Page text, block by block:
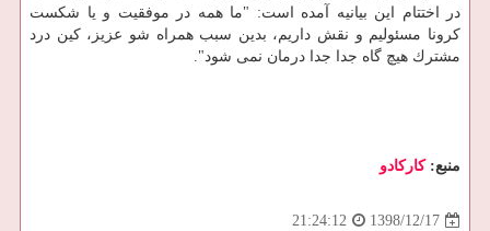
در اختتام این بیانیه آمده است: "ما همه در موفقیت و یا شكست
كرونا مسئولیم و نقش داریم، بدین سبب همراه شو عزیز، كین درد
مشترك هیچ گاه جدا جدا درمان نمی شود".
منبع:كاركادو
1398/12/17
21:24:12